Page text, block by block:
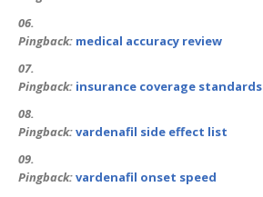
Pingback: medical accuracy review
Pingback: insurance coverage standards
Pingback:vardenafil side effect list
Pingback:vardenafil onset speed